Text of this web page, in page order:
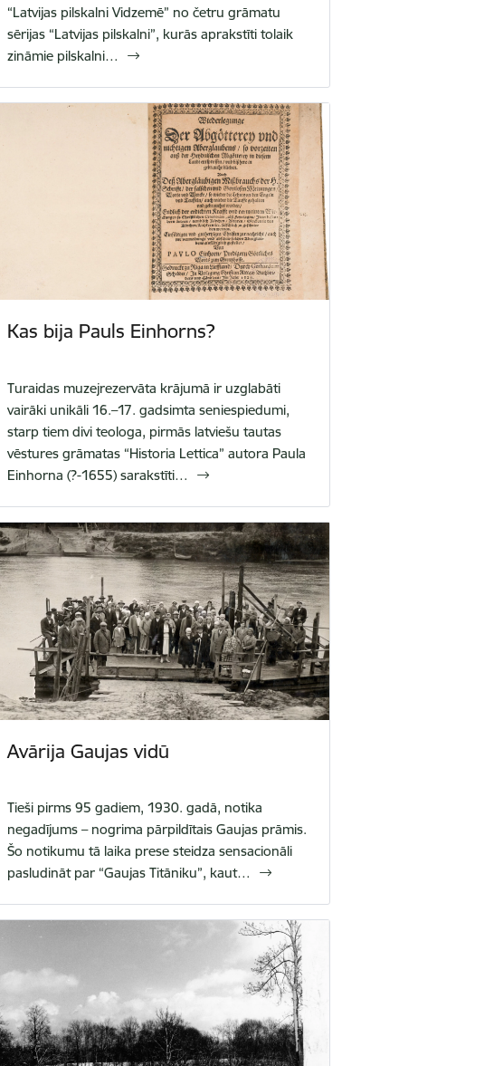
“Latvijas pilskalni Vidzemē” no četru grāmatu
sērijas “Latvijas pilskalni”, kurās aprakstīti tolaik
zināmie pilskalni…
Kas bija Pauls Einhorns?
Turaidas muzejrezervāta krājumā ir uzglabāti
vairāki unikāli 16.–17. gadsimta seniespiedumi,
starp tiem divi teologa, pirmās latviešu tautas
vēstures grāmatas “Historia Lettica” autora Paula
Einhorna (?-1655) sarakstīti…
Avārija Gaujas vidū
Tieši pirms 95 gadiem, 1930. gadā, notika
negadījums – nogrima pārpildītais Gaujas prāmis.
Šo notikumu tā laika prese steidza sensacionāli
pasludināt par “Gaujas Titāniku”, kaut…